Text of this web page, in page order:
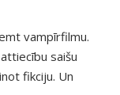
vampīrfilmu.
saišu
fikciju. Un